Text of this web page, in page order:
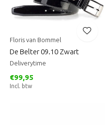
Floris van Bommel
De Belter 09.10 Zwart
Deliverytime
€99,95
Incl. btw